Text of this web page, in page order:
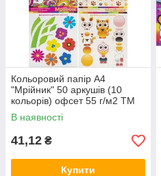
Кольоровий папір А4
"Мрійник" 50 аркушів (10
кольорів) офсет 55 г/м2 ТМ
Тетрада ТЕ265
В наявності
41,12 ₴
Купити